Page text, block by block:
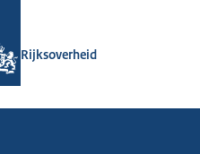
Rijksoverheid